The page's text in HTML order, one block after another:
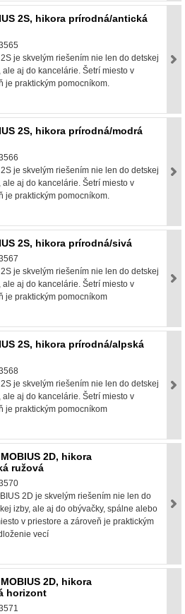
2S, hikora prírodná/antická
je skvelým riešením nie len do detskej
ale aj do kancelárie. Šetrí miesto v
je praktickým pomocníkom.
2S, hikora prírodná/modrá
je skvelým riešením nie len do detskej
ale aj do kancelárie. Šetrí miesto v
je praktickým pomocníkom.
2S, hikora prírodná/sivá
je skvelým riešením nie len do detskej
ale aj do kancelárie. Šetrí miesto v
je praktickým pomocníkom
2S, hikora prírodná/alpská
je skvelým riešením nie len do detskej
ale aj do kancelárie. Šetrí miesto v
je praktickým pomocníkom
2D, hikora
ružová
2D je skvelým riešením nie len do
izby, ale aj do obývačky, spálne alebo
v priestore a zároveň je praktickým
vecí
2D, hikora
horizont